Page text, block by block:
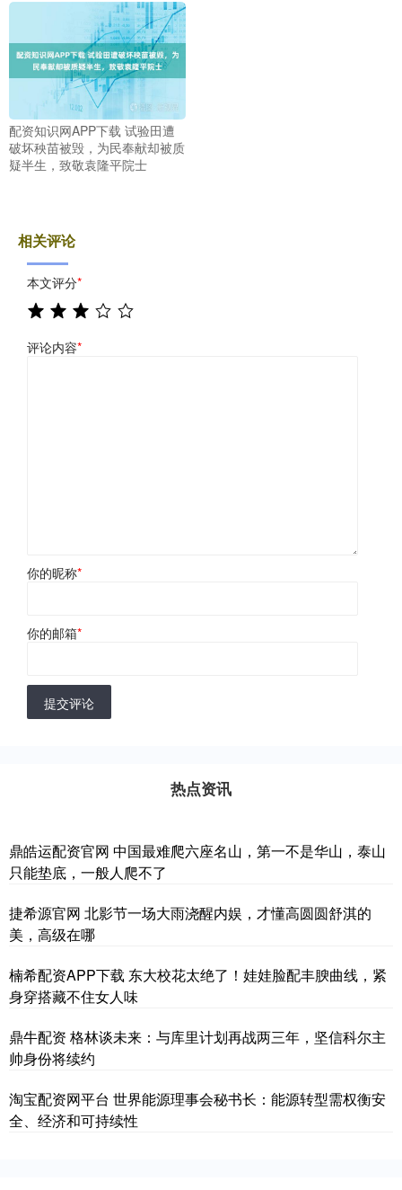
配资知识网APP下载 试验田遭
破坏秧苗被毁，为民奉献却被质
疑半生，致敬袁隆平院士
相关评论
本文评分*
评论内容*
你的昵称*
你的邮箱*
提交评论
热点资讯
鼎皓运配资官网 中国最难爬六座名山，第一不是华山，泰山
只能垫底，一般人爬不了
捷希源官网 北影节一场大雨浇醒内娱，才懂高圆圆舒淇的
美，高级在哪
楠希配资APP下载 东大校花太绝了！娃娃脸配丰腴曲线，紧
身穿搭藏不住女人味
鼎牛配资 格林谈未来：与库里计划再战两三年，坚信科尔主
帅身份将续约
淘宝配资网平台 世界能源理事会秘书长：能源转型需权衡安
全、经济和可持续性